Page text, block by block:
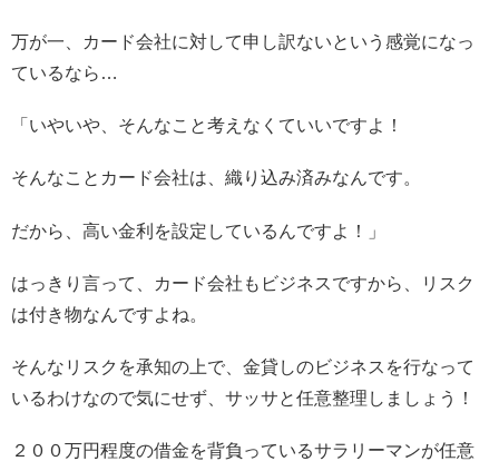
万が一、カード会社に対して申し訳ないという感覚になっ
ているなら…
「いやいや、そんなこと考えなくていいですよ！
そんなことカード会社は、織り込み済みなんです。
だから、高い金利を設定しているんですよ！」
はっきり言って、カード会社もビジネスですから、リスク
は付き物なんですよね。
そんなリスクを承知の上で、金貸しのビジネスを行なって
いるわけなので気にせず、サッサと任意整理しましょう！
２００万円程度の借金を背負っているサラリーマンが任意